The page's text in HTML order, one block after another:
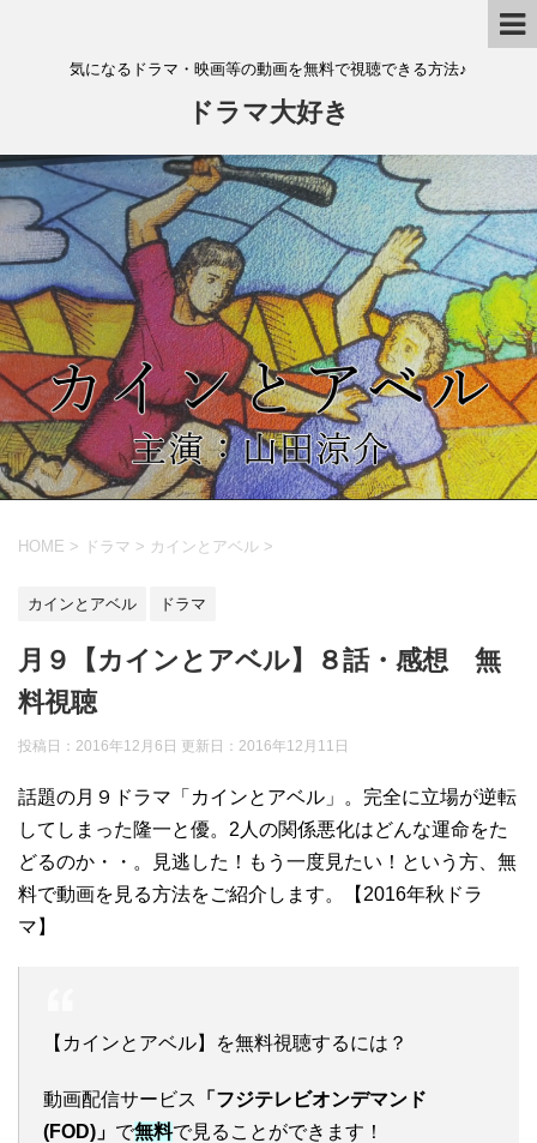
気になるドラマ・映画等の動画を無料で視聴できる方法♪
ドラマ大好き
HOME > ドラマ > カインとアベル >
カインとアベル ドラマ
月９【カインとアベル】８話・感想 無
料視聴
投稿日：2016年12月6日 更新日： 2016年12月11日
話題の月９ドラマ「カインとアベル」。完全に立場が逆転
してしまった隆一と優。2人の関係悪化はどんな運命をた
どるのか・・。見逃した！もう一度見たい！という方、無
料で動画を見る方法をご紹介します。【2016年秋ドラ
マ】
【カインとアベル】を無料視聴するには？
動画配信サービス
「フジテレビオンデマンド
(FOD)」 で無料で見ることができます！